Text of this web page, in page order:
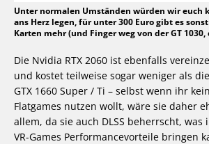
Unter normalen Umständen würden wir euch
ans Herz legen, für unter 300 Euro gibt es
Karten mehr (und Finger weg von der GT
Die Nvidia RTX 2060 ist ebenfalls
und kostet teilweise sogar weniger als
GTX 1660 Super / Ti – selbst wenn ihr
Flatgames nutzen wollt, wäre sie daher
allem, da sie auch DLSS beherrscht,
VR-Games Performancevorteile bringen